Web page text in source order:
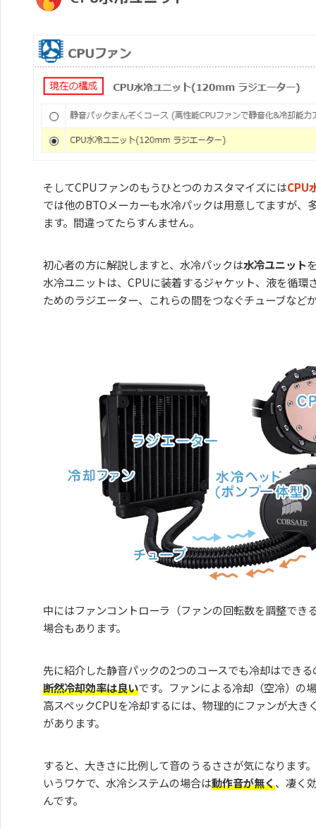
そしてCPUファンのもうひとつのカスタマイズにはCPU
では他のBTOメーカーも水冷パックは用意してますが、
ます。間違ってたらすんません。
初心者の方に解説しますと、水冷パックは水冷ユニット
水冷ユニットは、CPUに装着するジャケット、液を循環
ためのラジエーター、これらの間をつなぐチューブなど
中にはファンコントローラ（ファンの回転数を調整でき
場合もあります。
先に紹介した静音パックの2つのコースでも冷却はでき
断然冷却効率は良いです。ファンによる冷却（空冷）の
高スペックCPUを冷却するには、物理的にファンが大き
があります。
すると、大きさに比例して音のうるささが気になります
いうワケで、水冷システムの場合は動作音が無く、凄く
んです。